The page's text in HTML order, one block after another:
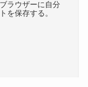
ラウザーに自分
を保存する。